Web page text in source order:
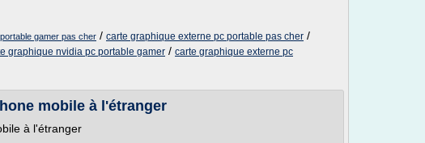
gamer pas cher / carte graphique externe pc portable pas cher /
graphique nvidia pc portable gamer / carte graphique externe pc
mobile à l'étranger
à l'étranger